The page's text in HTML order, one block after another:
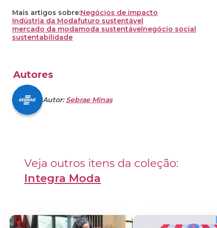
Mais artigos sobre:Negócios de impacto
Indústria da Modafuturo sustentável
mercado da modamoda sustentávelnegócio social
sustentabilidade
Autores
Autor:Sebrae Minas
Integra Moda